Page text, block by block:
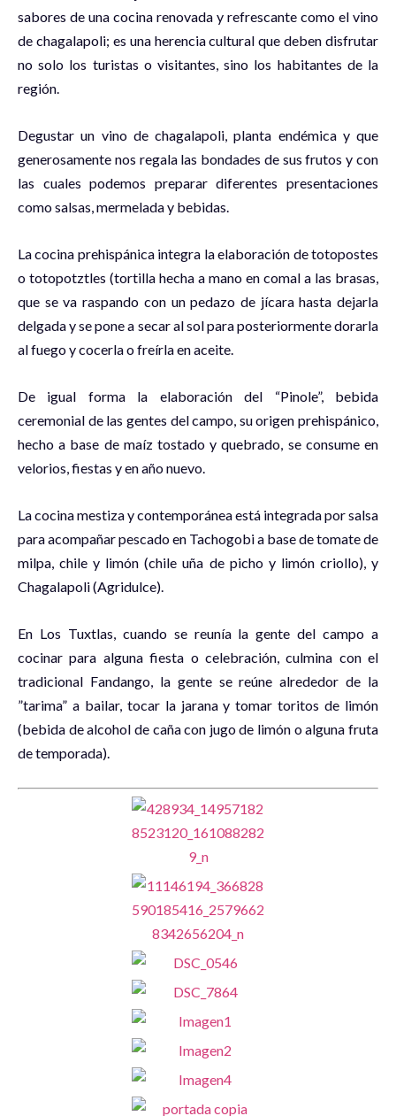
sabores de una cocina renovada y refrescante como el vino
de chagalapoli; es una herencia cultural que deben disfrutar
no solo los turistas o visitantes, sino los habitantes de la
región.
Degustar un vino de chagalapoli, planta endémica y que
generosamente nos regala las bondades de sus frutos y con
las cuales podemos preparar diferentes presentaciones
como salsas, mermelada y bebidas.
La cocina prehispánica integra la elaboración de totopostes
o totopotztles (tortilla hecha a mano en comal a las brasas,
que se va raspando con un pedazo de jícara hasta dejarla
delgada y se pone a secar al sol para posteriormente dorarla
al fuego y cocerla o freírla en aceite.
De igual forma la elaboración del “Pinole”, bebida
ceremonial de las gentes del campo, su origen prehispánico,
hecho a base de maíz tostado y quebrado, se consume en
velorios, fiestas y en año nuevo.
La cocina mestiza y contemporánea está integrada por salsa
para acompañar pescado en Tachogobi a base de tomate de
milpa, chile y limón (chile uña de picho y limón criollo), y
Chagalapoli (Agridulce).
En Los Tuxtlas, cuando se reunía la gente del campo a
cocinar para alguna fiesta o celebración, culmina con el
tradicional Fandango, la gente se reúne alrededor de la
”tarima” a bailar, tocar la jarana y tomar toritos de limón
(bebida de alcohol de caña con jugo de limón o alguna fruta
de temporada).